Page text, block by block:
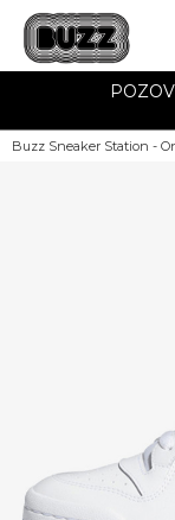
Buzz Sneaker Station -